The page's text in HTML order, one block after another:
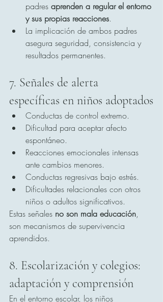
padres aprenden a regular el entorno
y sus propias reacciones.
La implicación de ambos padres
asegura seguridad, consistencia y
resultados permanentes.
7. Señales de alerta
específicas en niños adoptados
Conductas de control extremo.
Dificultad para aceptar afecto
espontáneo.
Reacciones emocionales intensas
ante cambios menores.
Conductas regresivas bajo estrés.
Dificultades relacionales con otros
niños o adultos significativos.
Estas señales no son mala educación,
son mecanismos de supervivencia
aprendidos.
8. Escolarización y colegios:
adaptación y comprensión
En el entorno escolar, los niños